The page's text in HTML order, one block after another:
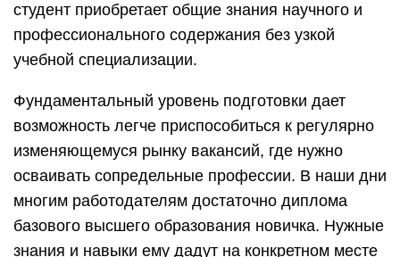
студент приобретает общие знания научного и
профессионального содержания без узкой
учебной специализации.
Фундаментальный уровень подготовки дает
возможность легче приспособиться к регулярно
изменяющемуся рынку вакансий, где нужно
осваивать сопредельные профессии. В наши дни
многим работодателям достаточно диплома
базового высшего образования новичка. Нужные
знания и навыки ему дадут на конкретном месте